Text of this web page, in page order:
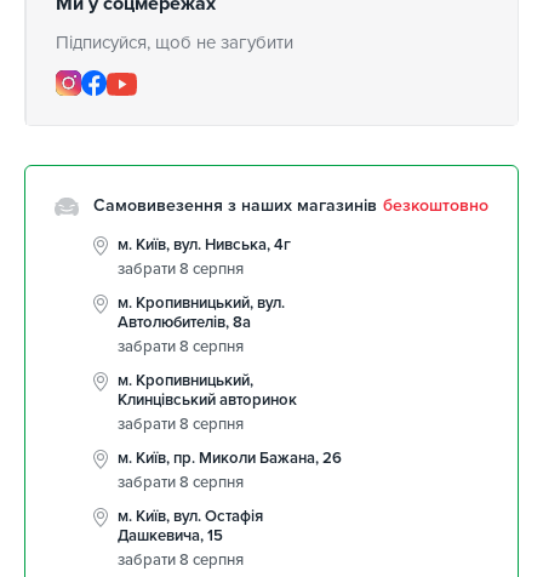
Підписуйся, щоб не загубити
Самовивезення з наших магазинів безкоштовно
м. Київ, вул. Нивська, 4г
забрати 8 серпня
м. Кропивницький, вул.
Автолюбителів, 8а
забрати 8 серпня
м. Кропивницький,
Клинцівський авторинок
забрати 8 серпня
м. Київ, пр. Миколи Бажана, 26
забрати 8 серпня
м. Київ, вул. Остафія
Дашкевича, 15
забрати 8 серпня